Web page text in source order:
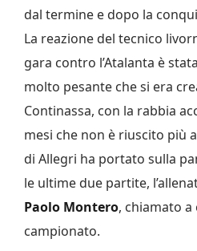
dal termine e dopo la
La reazione del tecnico
gara contro l’Atalanta è
molto pesante che si era
Continassa, con la rabbia
mesi che non è riuscito più
di Allegri ha portato sulla
le ultime due partite,
Paolo Montero, chiamato
campionato.